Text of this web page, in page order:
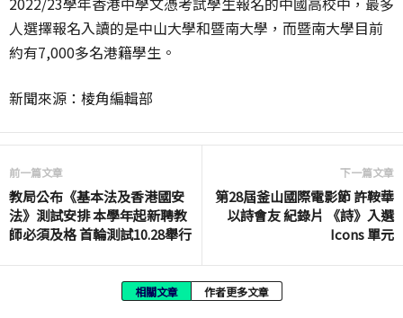
人選擇報名入讀的是中山大學和暨南大學，而暨南大學目前
約有7,000多名港籍學生。
新聞來源：棱角編輯部
前一篇文章
教局公布《基本法及香港國安
法》測試安排 本學年起新聘教
師必須及格 首輪測試10.28舉行
下一篇文章
第28屆釜山國際電影節 許鞍華
以詩會友 紀錄片 《詩》入選
Icons 單元
相關文章 作者更多文章